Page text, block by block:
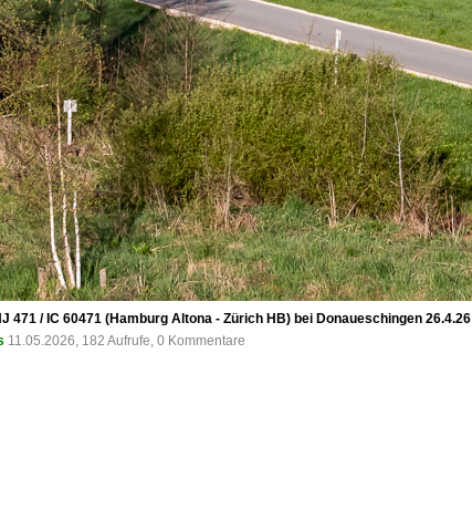
471 / IC 60471 (Hamburg Altona - Zürich HB) bei Donaueschingen 26.4.26
11.05.2026, 182 Aufrufe, 0 Kommentare